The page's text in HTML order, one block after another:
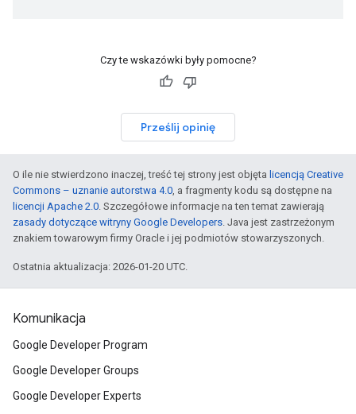
Czy te wskazówki były pomocne?
Prześlij opinię
O ile nie stwierdzono inaczej, treść tej strony jest objęta licencją Creative
Commons – uznanie autorstwa 4.0, a fragmenty kodu są dostępne na
licencji Apache 2.0. Szczegółowe informacje na ten temat zawierają
zasady dotyczące witryny Google Developers. Java jest zastrzeżonym
znakiem towarowym firmy Oracle i jej podmiotów stowarzyszonych.
Ostatnia aktualizacja: 2026-01-20 UTC.
Komunikacja
Google Developer Program
Google Developer Groups
Google Developer Experts